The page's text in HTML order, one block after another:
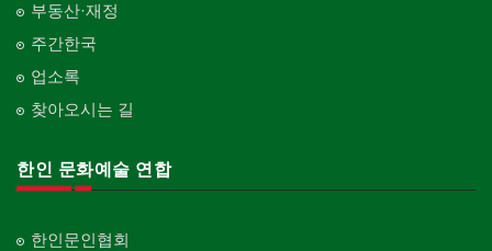
부동산·재정
주간한국
업소록
찾아오시는 길
한인 문화예술 연합
한인문인협회